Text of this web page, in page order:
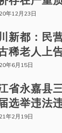
年12月23日
新都：民
稀老人上
年6月15日
省永嘉县
选举违法
年2月19日